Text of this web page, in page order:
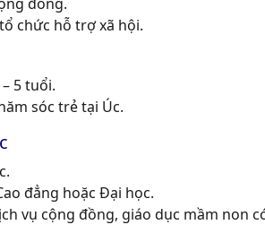
chức hỗ trợ xã hội.
5 tuổi.
sóc trẻ tại Úc.
đẳng hoặc Đại học.
vụ cộng đồng, giáo dục mầm non